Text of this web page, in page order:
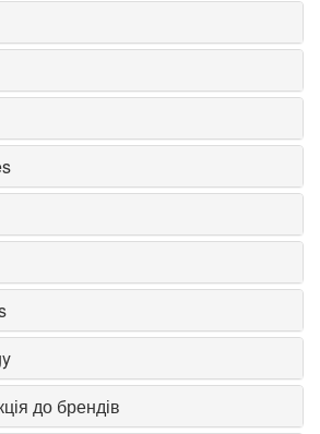
до брендів